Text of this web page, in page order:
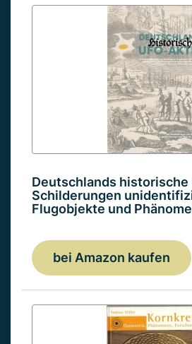
Deutschlands historische
Schilderungen
Flugobjekte und
bei Amazon kaufen